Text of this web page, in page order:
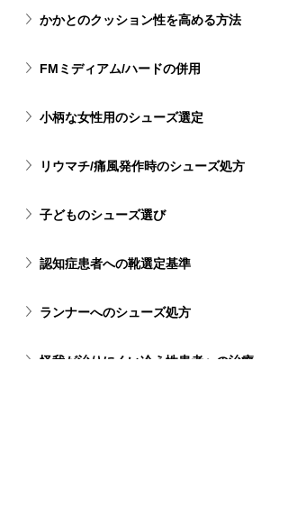
かかとのクッション性を高める方法
FMミディアム/ハードの併用
小柄な女性用のシューズ選定
リウマチ/痛風発作時のシューズ処方
子どものシューズ選び
認知症患者への靴選定基準
ランナーへのシューズ処方
怪我が治りにくい冷え性患者への治療